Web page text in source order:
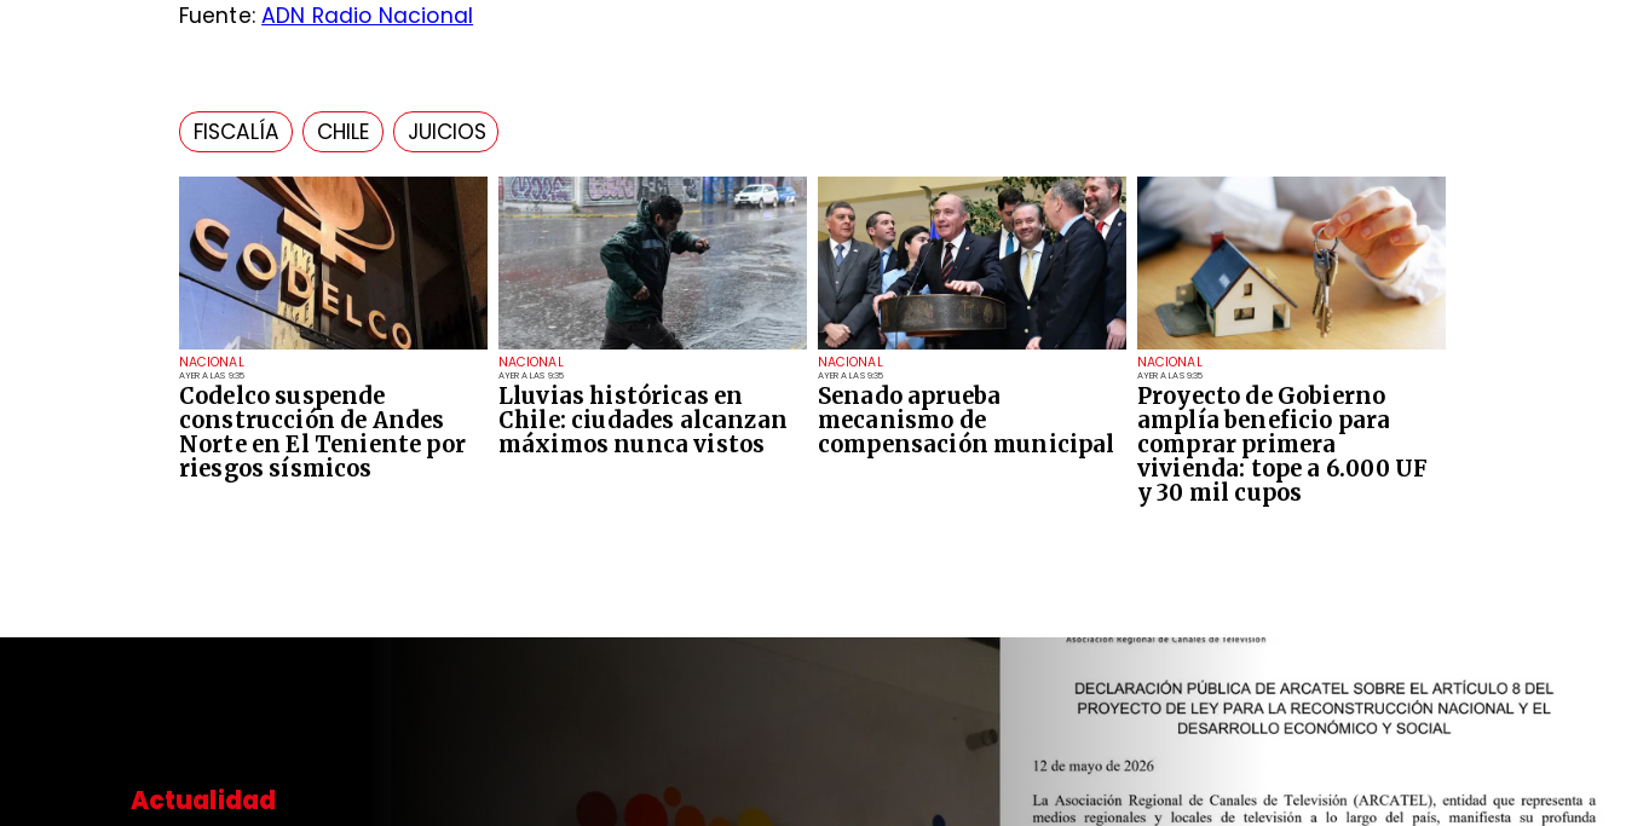
NACIONAL
AYER A LAS 9:35
Codelco suspende
construcción de Andes
Norte en El Teniente por
riesgos sísmicos
NACIONAL
AYER A LAS 9:35
Lluvias históricas en
Chile: ciudades alcanzan
máximos nunca vistos
NACIONAL
AYER A LAS 9:35
Senado aprueba
mecanismo de
compensación municipal
NACIONAL
AYER A LAS 9:35
Proyecto de Gobierno
amplía beneficio para
comprar primera
vivienda: tope a 6.000 UF
y 30 mil cupos
Fuente:ADN Radio Nacional
FISCALÍA CHILE JUICIOS
Actualidad